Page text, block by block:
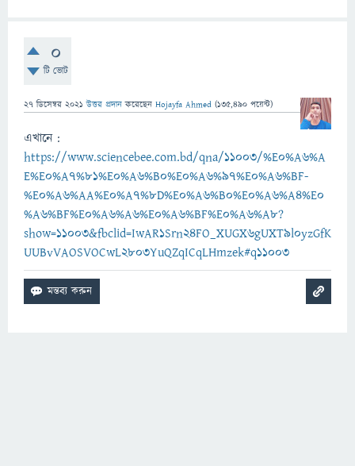
0
টি ভোট
27 ডিসেম্বর 2021 উত্তর প্রদান করেছেন Hojayfa Ahmed (135,490 পয়েন্ট)
এখানে :
https://www.sciencebee.com.bd/qna/11003/%E0%A6%A
E%E0%A7%81%E0%A6%B0%E0%A6%97%E0%A6%BF-
%E0%A6%AA%E0%A7%8D%E0%A6%B0%E0%A6%A4%E0
%A6%BF%E0%A6%A6%E0%A6%BF%E0%A6%A8?
show=11003&fbclid=IwAR1Srn24FO_XUGX6gUXT9l0yzGfK
UUBvVAOSVOCwL2803YuQZqICqLHmzek#q11003